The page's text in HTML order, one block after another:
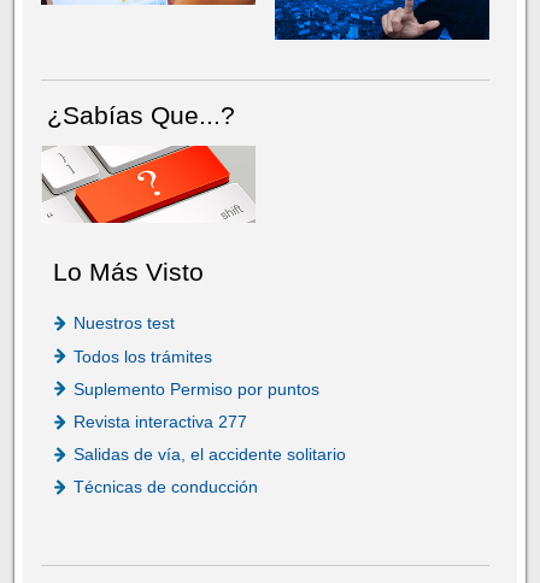
¿Sabías Que...?
Lo Más Visto
Nuestros test
Todos los trámites
Suplemento Permiso por puntos
Revista interactiva 277
Salidas de vía, el accidente solitario
Técnicas de conducción